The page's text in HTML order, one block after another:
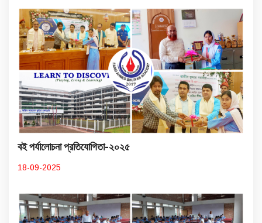
বই পর্যালোচনা প্রতিযোগিতা-২০২৫
18-09-2025